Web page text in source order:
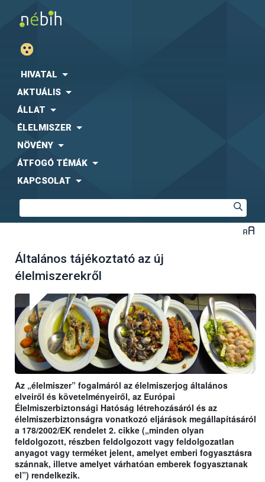
HIVATAL
AKTUÁLIS
ÁLLAT
ÉLELMISZER
NÖVÉNY
ÁTFOGÓ TÉMÁK
KAPCSOLAT
Általános tájékoztató az új
élelmiszerekről
Az „élelmiszer” fogalmáról az élelmiszerjog általános
elveiről és követelményeiről, az Európai
Élelmiszerbiztonsági Hatóság létrehozásáról és az
élelmiszerbiztonságra vonatkozó eljárások megállapításáról
a 178/2002/EK rendelet 2. cikke („minden olyan
feldolgozott, részben feldolgozott vagy feldolgozatlan
anyagot vagy terméket jelent, amelyet emberi fogyasztásra
szánnak, illetve amelyet várhatóan emberek fogyasztanak
el”) rendelkezik.